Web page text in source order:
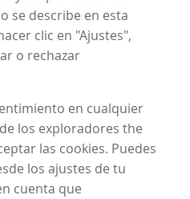
se describe en esta
clic en "Ajustes",
o rechazar
en cualquier
los exploradores the
las cookies. Puedes
los ajustes de tu
cuenta que